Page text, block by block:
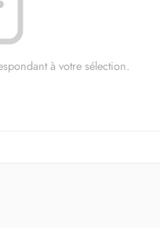
à votre sélection.